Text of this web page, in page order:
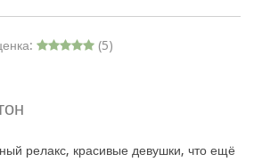
(5)
релакс, красивые девушки, что ещё